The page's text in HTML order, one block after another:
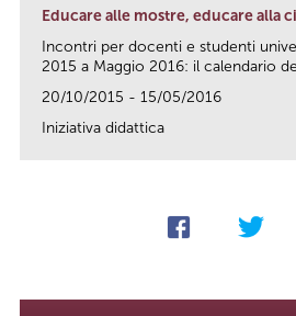
Educare alle mostre, educare alla
Incontri per docenti e studenti
2015 a Maggio 2016: il calendario
20/10/2015 - 15/05/2016
Iniziativa didattica